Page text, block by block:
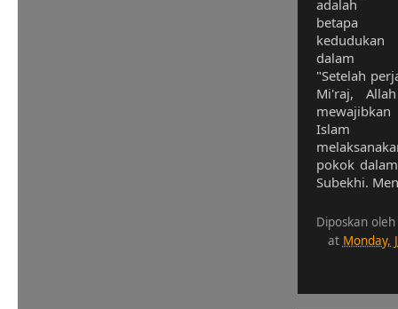
adalah
betapa
kedudukan
dalam
"Setelah
Mi'raj,
Islam
pokok
Subekhi.
Diposkan
at Monday,